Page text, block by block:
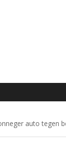
auto tegen